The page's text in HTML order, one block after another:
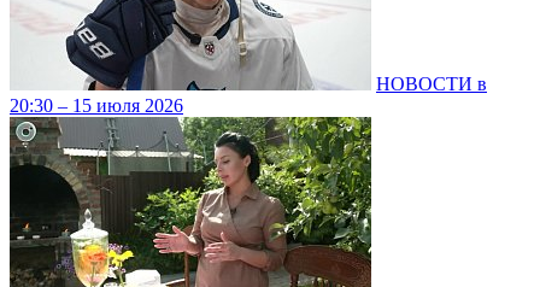
НОВОСТИ в
20:30 – 15 июля 2026